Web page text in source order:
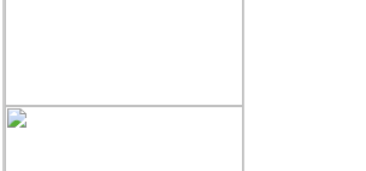
người làm báo không chuyên nên